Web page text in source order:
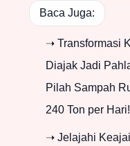
Baca Juga:
➝ Transformasi
Diajak Jadi
Pilah Sampah
240 Ton per Hari!
➝ Jelajahi